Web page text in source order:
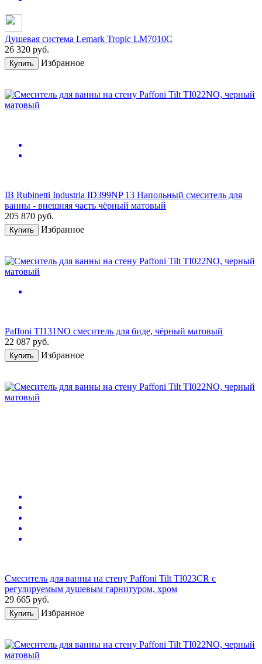
Душевая система Lemark Tropic LM7010C
26 320 руб.
Купить Избранное
IB Rubinetti Industria ID399NP 13 Напольный смеситель для
ванны - внешняя часть чёрный матовый
205 870 руб.
Купить Избранное
Paffoni TI131NO смеситель для биде, чёрный матовый
22 087 руб.
Купить Избранное
Смеситель для ванны на стену Paffoni Tilt TI023CR с
регулируемым душевым гарнитуром, хром
29 665 руб.
Купить Избранное